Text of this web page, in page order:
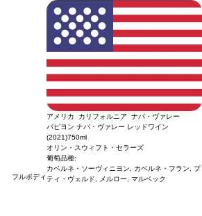
庫があり価格が同様の場合は自動的に次のヴィンテ
ださい。
フルボディ
アメリカ カリフォルニア ナパ・ヴァレー
パピヨン ナパ・ヴァレー レッドワイン
(2021)750ml
オリン・スウィフト・セラーズ
葡萄品種:
カベルネ・ソーヴィニヨン, カベルネ・フラン, プ
ティ・ヴェルド, メルロー, マルベック